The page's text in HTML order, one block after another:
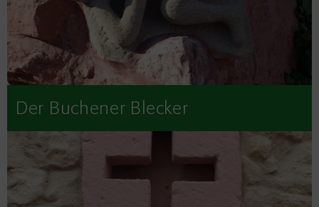
Der Buchener Blecker